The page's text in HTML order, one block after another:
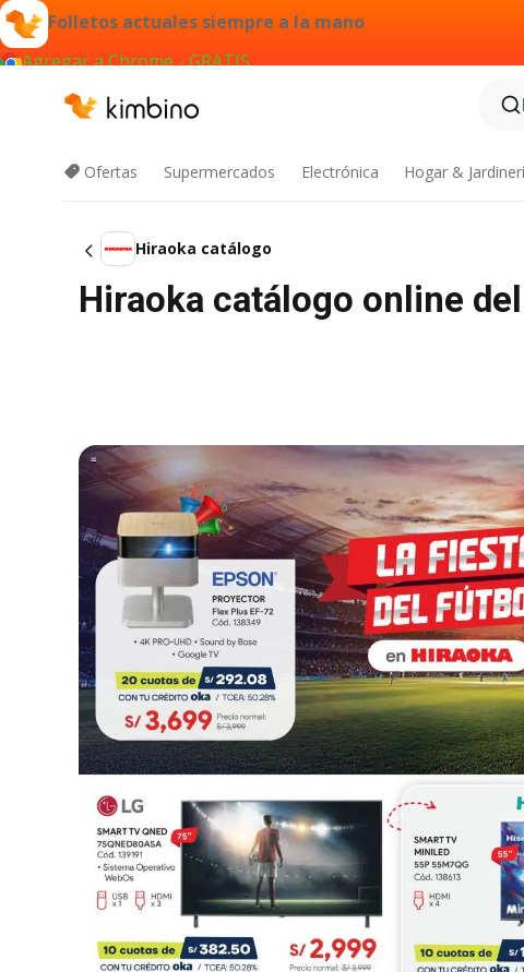
Folletos actuales siempre a la mano
Agregar a Chrome - GRATIS
Ofertas Supermercados Electrónica Hogar &
Hiraoka catálogo
Hiraoka catálogo online